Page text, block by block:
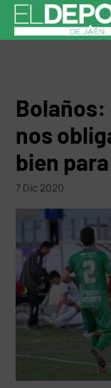
Bolaños:
nos
bien
7 Dic 2020